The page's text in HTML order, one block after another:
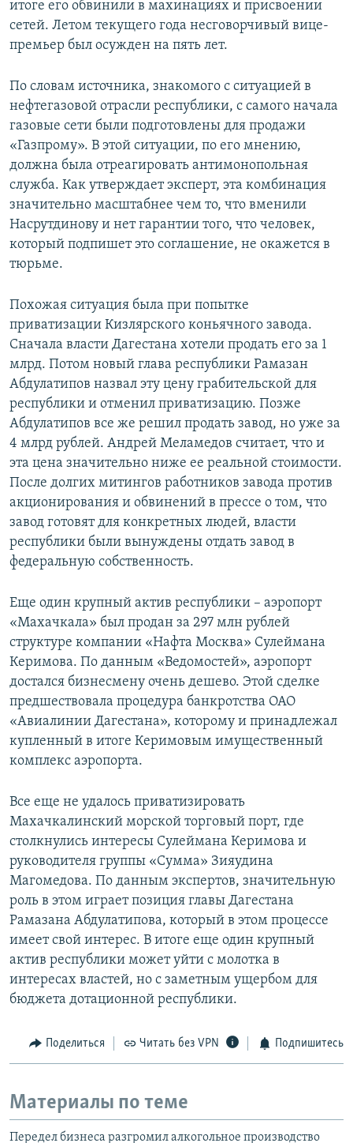
итоге его обвинили в махинациях и присвоении
сетей. Летом текущего года несговорчивый вице-
премьер был осужден на пять лет.
По словам источника, знакомого с ситуацией в
нефтегазовой отрасли республики, с самого начала
газовые сети были подготовлены для продажи
«Газпрому». В этой ситуации, по его мнению,
должна была отреагировать антимонопольная
служба. Как утверждает эксперт, эта комбинация
значительно масштабнее чем то, что вменили
Насрутдинову и нет гарантии того, что человек,
который подпишет это соглашение, не окажется в
тюрьме.
Похожая ситуация была при попытке
приватизации Кизлярского коньячного завода.
Сначала власти Дагестана хотели продать его за 1
млрд. Потом новый глава республики Рамазан
Абдулатипов назвал эту цену грабительской для
республики и отменил приватизацию. Позже
Абдулатипов все же решил продать завод, но уже за
4 млрд рублей. Андрей Меламедов считает, что и
эта цена значительно ниже ее реальной стоимости.
После долгих митингов работников завода против
акционирования и обвинений в прессе о том, что
завод готовят для конкретных людей, власти
республики были вынуждены отдать завод в
федеральную собственность.
Еще один крупный актив республики – аэропорт
«Махачкала» был продан за 297 млн рублей
структуре компании «Нафта Москва» Сулеймана
Керимова. По данным «Ведомостей», аэропорт
достался бизнесмену очень дешево. Этой сделке
предшествовала процедура банкротства ОАО
«Авиалинии Дагестана», которому и принадлежал
купленный в итоге Керимовым имущественный
комплекс аэропорта.
Все еще не удалось приватизировать
Махачкалинский морской торговый порт, где
столкнулись интересы Сулеймана Керимова и
руководителя группы «Сумма» Зияудина
Магомедова. По данным экспертов, значительную
роль в этом играет позиция главы Дагестана
Рамазана Абдулатипова, который в этом процессе
имеет свой интерес. В итоге еще один крупный
актив республики может уйти с молотка в
интересах властей, но с заметным ущербом для
бюджета дотационной республики.
Поделиться Читать без VPN Подпишитесь
Материалы по теме
Передел бизнеса разгромил алкогольное производство